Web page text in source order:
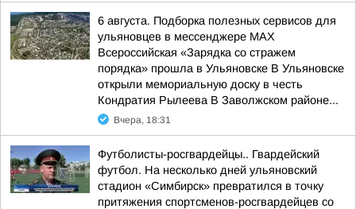
6 августа. Подборка полезных сервисов для
ульяновцев в мессенджере MAX
Всероссийская «Зарядка со стражем
порядка» прошла в Ульяновске В Ульяновске
открыли мемориальную доску в честь
Кондратия Рылеева В Заволжском районе...
Вчера, 18:31
Футболисты-росгвардейцы.. Гвардейский
футбол. На несколько дней ульяновский
стадион «Симбирск» превратился в точку
притяжения спортсменов-росгвардейцев со